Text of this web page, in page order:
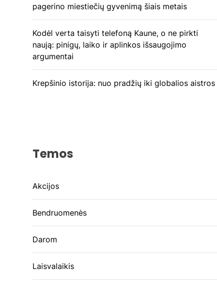
pagerino miestiečių gyvenimą šiais metais
Kodėl verta taisyti telefoną Kaune, o ne pirkti
naują: pinigų, laiko ir aplinkos išsaugojimo
argumentai
Krepšinio istorija: nuo pradžių iki globalios aistros
Temos
Akcijos
Bendruomenės
Darom
Laisvalaikis